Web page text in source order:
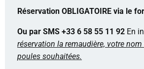
Réservation OBLIGATOIRE via le
Ou par SMS +33 6 58 55 11 92 En
réservation la remaudière, votre
poules souhaitées.